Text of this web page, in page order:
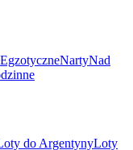
EgzotyczneNartyNad
do ArgentynyLoty